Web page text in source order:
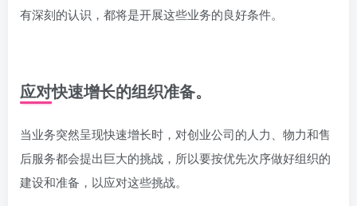
有深刻的认识，都将是开展这些业务的良好条件。
应对快速增长的组织准备。
当业务突然呈现快速增长时，对创业公司的人力、物力和售
后服务都会提出巨大的挑战，所以要按优先次序做好组织的
建设和准备，以应对这些挑战。